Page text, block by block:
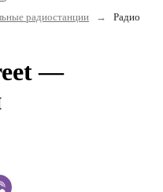
радиостанции →
Радио
—